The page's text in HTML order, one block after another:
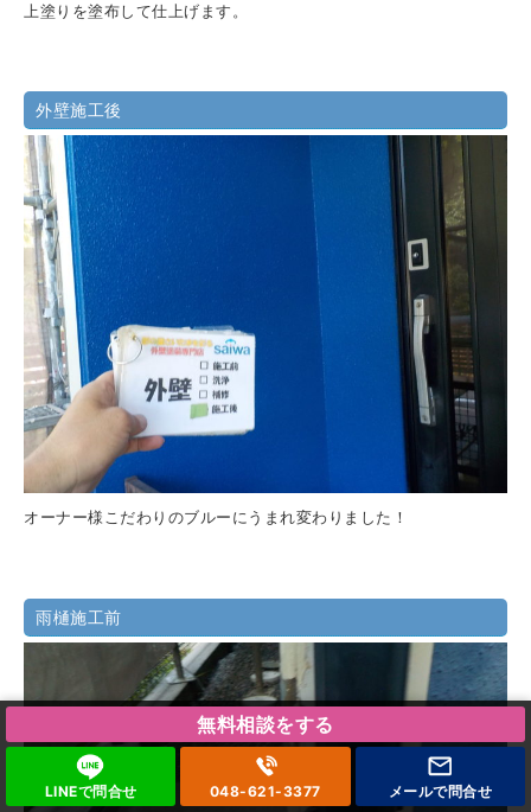
無料相談をする
LINEで問合せ 048-621-3377 メールで問合せ
上塗りを塗布して仕上げます。
外壁施工後
オーナー様こだわりのブルーにうまれ変わりました！
雨樋施工前